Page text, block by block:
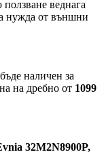
ползване веднага
нужда от външни
наличен за
на дребно от 1099
32M2N8900P,